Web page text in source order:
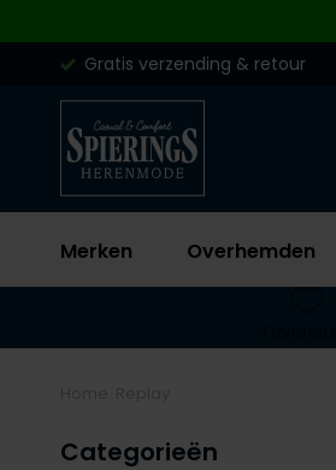
Gratis verzending & retour
Merken Overhemden
Categorieën